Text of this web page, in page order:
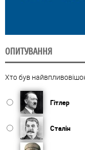
ОПИТУВАННЯ
Хто був
Гітлер
Сталін